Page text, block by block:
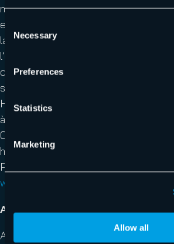
Consent
Selection
Necessary
Preferences
Statistics
Marketing
Allow all
monde entier. Son produit phare,
est la solution de sécurité en cloud
la plus complète du marché. Poussée
l’excellence en matière de
construit un avenir numérique plus
sécurité durables grâce à son
Hornetsecurity est présent dans plus
à son réseau de distribution
000 partenaires de distribution et
haut de gamme sont utilisés par plus
Pour plus d’informations, visitez le site
www.hornetsecurity.com
A propos d’Altospam
Altospam est une société à